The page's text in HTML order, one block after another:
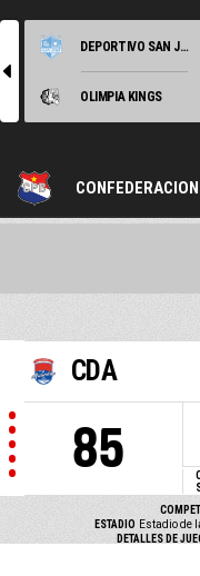
l
DEPORTIVO SAN JOSE
OLIMPIA KINGS
CDA
85
ESTADIO Estadio de
DETALLES DE